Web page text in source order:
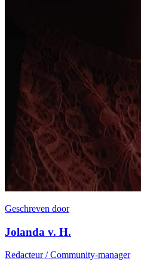
Geschreven door
Jolanda v. H.
Redacteur / Community-manager